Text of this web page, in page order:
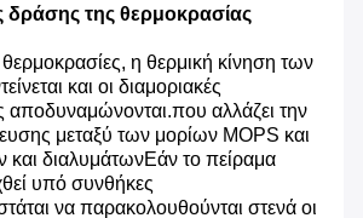
δράσης της θερμοκρασίας
θερμοκρασίες, η θερμική κίνηση των
και οι διαμοριακές
αποδυναμώνονται.που αλλάζει την
μεταξύ των μορίων MOPS και
και διαλυμάτωνΕάν το πείραμα
υπό συνθήκες
να παρακολουθούνται στενά οι